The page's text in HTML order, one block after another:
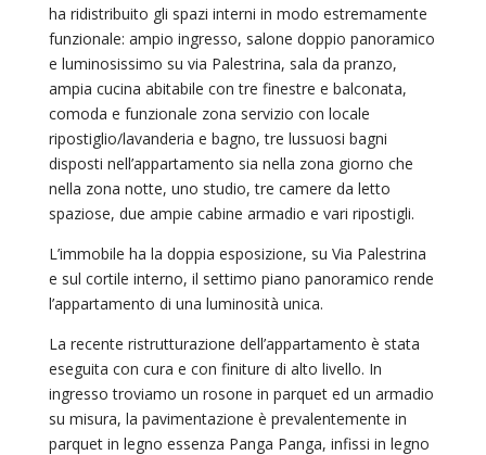
ha ridistribuito gli spazi interni in modo estremamente
funzionale: ampio ingresso, salone doppio panoramico
e luminosissimo su via Palestrina, sala da pranzo,
ampia cucina abitabile con tre finestre e balconata,
comoda e funzionale zona servizio con locale
ripostiglio/lavanderia e bagno, tre lussuosi bagni
disposti nell’appartamento sia nella zona giorno che
nella zona notte, uno studio, tre camere da letto
spaziose, due ampie cabine armadio e vari ripostigli.
L’immobile ha la doppia esposizione, su Via Palestrina
e sul cortile interno, il settimo piano panoramico rende
l’appartamento di una luminosità unica.
La recente ristrutturazione dell’appartamento è stata
eseguita con cura e con finiture di alto livello. In
ingresso troviamo un rosone in parquet ed un armadio
su misura, la pavimentazione è prevalentemente in
parquet in legno essenza Panga Panga, infissi in legno